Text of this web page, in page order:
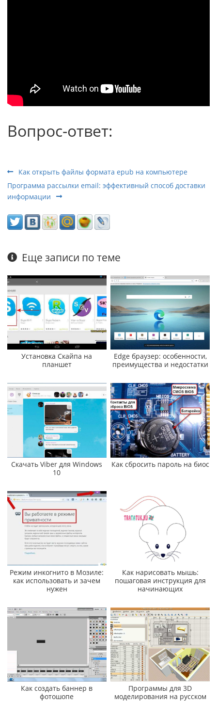
Вопрос-ответ:
Как открыть файлы формата epub на компьютере
Программа рассылки email: эффективный способ доставки
информации
Еще записи по теме
Установка Скайпа на
планшет
Edge браузер: особенности,
преимущества и недостатки
Скачать Viber для Windows
10
Как сбросить пароль на биос
Режим инкогнито в Мозиле:
как использовать и зачем
нужен
Как нарисовать мышь:
пошаговая инструкция для
начинающих
Как создать баннер в
фотошопе
Программы для 3D
моделирования на русском